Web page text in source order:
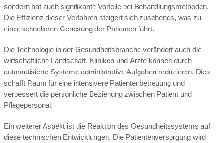
sondern hat auch signifikante Vorteile bei Behandlungsmethoden.
Die Effizienz dieser Verfahren steigert sich zusehends, was zu
einer schnelleren Genesung der Patienten führt.
Die Technologie in der Gesundheitsbranche verändert auch die
wirtschaftliche Landschaft. Kliniken und Ärzte können durch
automatisierte Systeme administrative Aufgaben reduzieren. Dies
schafft Raum für eine intensivere Patientenbetreuung und
verbessert die persönliche Beziehung zwischen Patient und
Pflegepersonal.
Ein weiterer Aspekt ist die Reaktion des Gesundheitssystems auf
diese technischen Entwicklungen. Die Patientenversorgung wird